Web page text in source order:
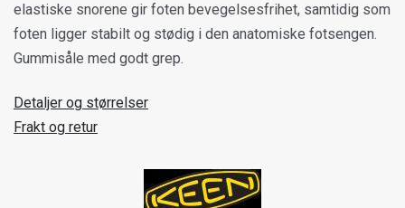
elastiske snorene gir foten bevegelsesfrihet, samtidig som
foten ligger stabilt og stødig i den anatomiske fotsengen.
Gummisåle med godt grep.
Detaljer og størrelser
Frakt og retur